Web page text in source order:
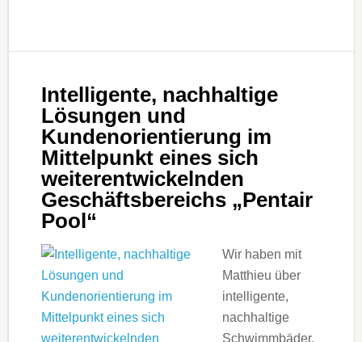
Intelligente, nachhaltige
Lösungen und
Kundenorientierung im
Mittelpunkt eines sich
weiterentwickelnden
Geschäftsbereichs „Pentair
Pool“
Wir haben mit
Matthieu über
intelligente,
nachhaltige
Schwimmbäder,